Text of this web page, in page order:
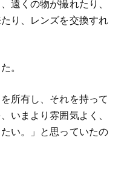
遠くの物が撮れたり、
り、レンズを交換すれ
。
所有し、それを持って
いまより雰囲気よく、
い。」と思っていたの